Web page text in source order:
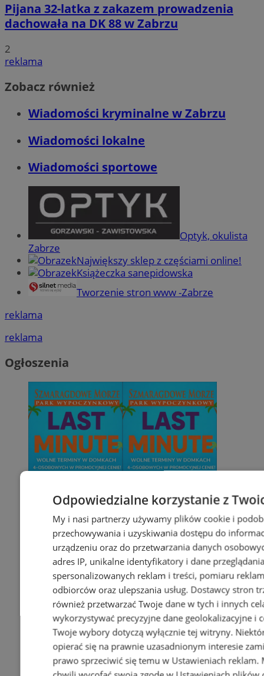
Pijana 32-latka z zakazem prowadzenia
dachowała na DK 88 w Zabrzu
2
reklama
Zobacz również
Wiadomości kryminalne w Zabrzu
Wiadomości lokalne
Wiadomości sportowe
Optyk, okulista
Zabrze
Największy sklep z częściami online!
Książeczka sanepidowska
Tworzenie stron www -Zabrze
reklama
reklama
Ogłoszenia
Odpowiedzialne korzystanie z
My i nasi partnerzy używamy plików cookie i
przechowywania i uzyskiwania dostępu do
urządzeniu oraz do przetwarzania danych
adres IP, unikalne identyfikatory i dane
spersonalizowanych reklam i treści, pomiaru
odbiorców oraz ulepszania usług. Dostawcy stron
również przetwarzać Twoje dane w tych i innych
wykorzystywać precyzyjne dane geolokalizacyjne i
Twoje wybory dotyczą wyłącznie tej witryny.
opierać się na prawnie uzasadnionym interesie
prawo sprzeciwić się temu w Ustawieniach reklam.